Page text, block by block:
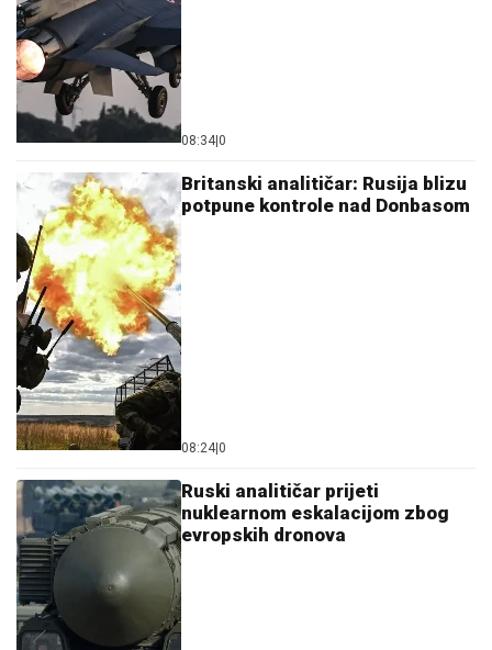
08:34|0
Britanski analitičar: Rusija blizu
potpune kontrole nad Donbasom
08:24|0
Ruski analitičar prijeti
nuklearnom eskalacijom zbog
evropskih dronova